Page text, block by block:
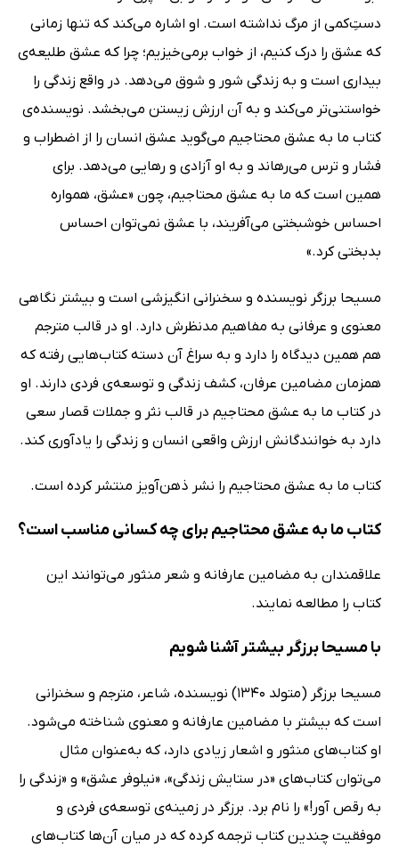
دست‌ِکمی از مرگ نداشته است. او اشاره می‌کند که تنها زمانی
که عشق را درک کنیم، از خواب برمی‌خیزیم؛ چرا که عشق طلیعه‌ی
بیداری است و به زندگی شور و شوق می‌دهد. در واقع زندگی را
خواستنی‌تر می‌کند و به آن ارزش زیستن می‌بخشد. نویسنده‌ی
کتاب ما به عشق محتاجیم می‌گوید عشق انسان را از اضطراب و
فشار و ترس می‌رهاند و به او آزادی و رهایی می‌دهد. برای
همین است که ما به عشق محتاجیم، چون «عشق، همواره
احساس خوشبختی می‌آفریند، با عشق نمی‌توان احساس
بدبختی کرد.»
مسیحا برزگر نویسنده و سخنرانی انگیزشی است و بیشتر نگاهی
معنوی و عرفانی به مفاهیم مدنظرش دارد. او در قالب مترجم
هم همین دیدگاه را دارد و به سراغ آن دسته کتاب‌هایی رفته که
همزمان مضامین عرفان، کشف زندگی و توسعه‌ی فردی دارند. او
در کتاب ما به عشق محتاجیم در قالب نثر و جملات قصار سعی
دارد به خوانندگانش ارزش واقعی انسان و زندگی را یادآوری کند.
کتاب ما به عشق محتاجیم را نشر ذهن‌آویز منتشر کرده است.
کتاب ما به عشق محتاجیم برای چه کسانی مناسب است؟
علاقمندان به مضامین عارفانه و شعر منثور می‌توانند این
کتاب را مطالعه نمایند.
با مسیحا برزگر بیشتر آشنا شویم
مسیحا برزگر (متولد 1340) نویسنده، شاعر، مترجم و سخنرانی
است که بیشتر با مضامین عارفانه و معنوی شناخته می‌شود.
او کتاب‌های منثور و اشعار زیادی دارد، که به‌عنوان مثال
می‌توان کتاب‌های «در ستایش زندگی»، «نیلوفر عشق» و «زندگی را
به رقص آور!» را نام برد. برزگر در زمینه‌ی توسعه‌ی فردی و
موفقیت چندین کتاب ترجمه کرده که در میان آن‌ها کتاب‌های